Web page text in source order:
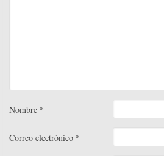
Nombre *
Correo electrónico *